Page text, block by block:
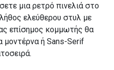
μια ρετρό πινελιά στο
ελεύθερου στυλ με
επίσημος κομμωτής θα
μοντέρνα ή Sans-Serif